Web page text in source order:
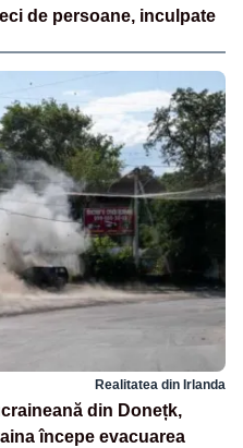
de persoane, inculpate
Realitatea din Irlanda
din Donețk,
începe evacuarea